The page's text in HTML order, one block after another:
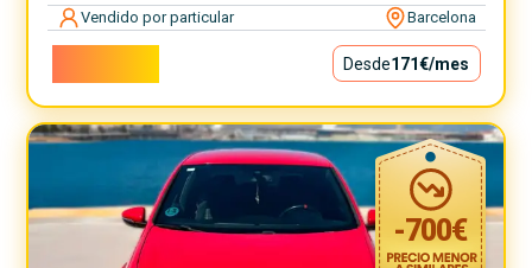
Vendido por particular Barcelona
Desde171€/mes
-700€